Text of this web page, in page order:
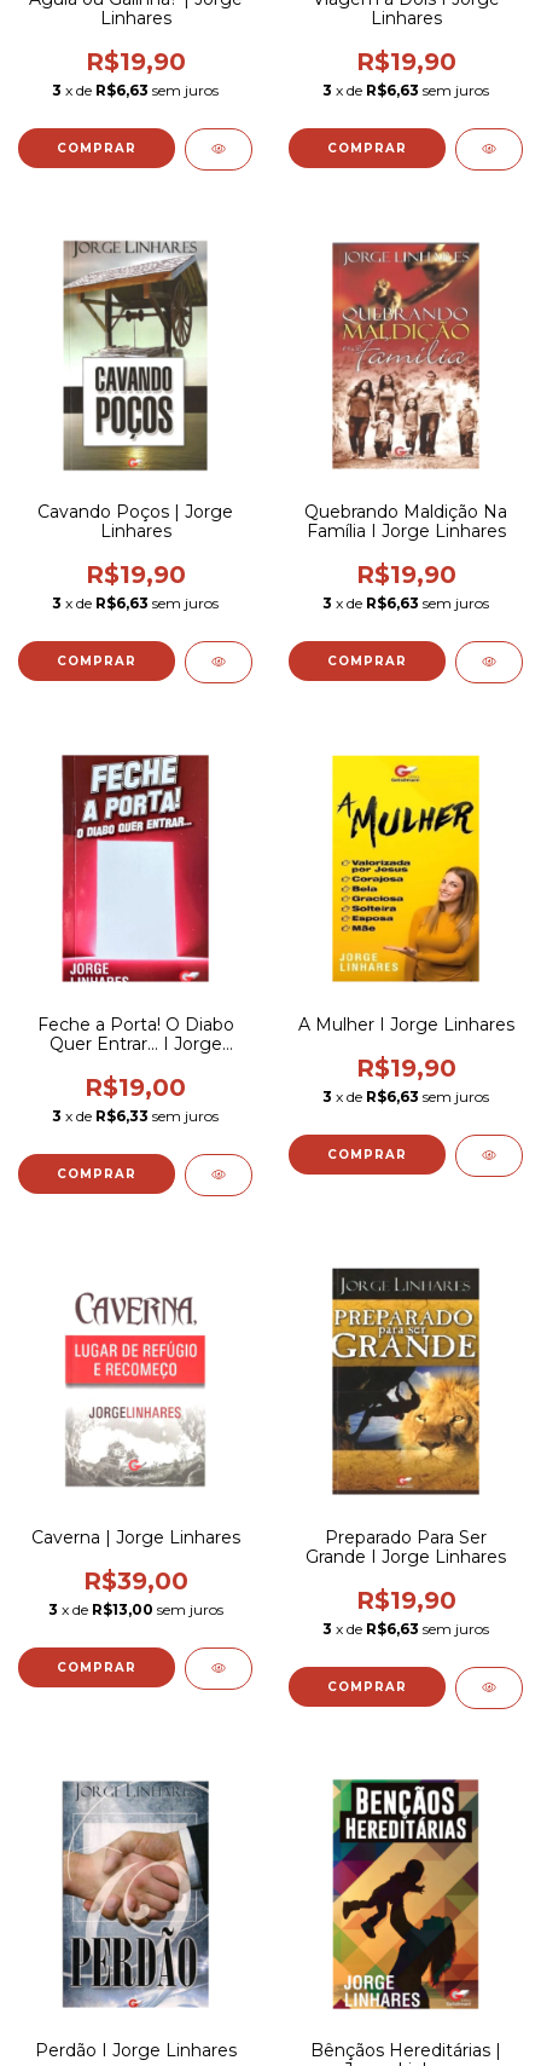
Linhares
R$19,90
3 x de R$6,63 sem juros
Linhares
R$19,90
3 x de R$6,63 sem juros
Cavando Poços | Jorge
Linhares
R$19,90
3 x de R$6,63 sem juros
Quebrando Maldição Na
Família I Jorge Linhares
R$19,90
3 x de R$6,63 sem juros
Feche a Porta! O Diabo
Quer Entrar... I Jorge
R$19,00
3 x de R$6,33 sem juros
A Mulher I Jorge Linhares
R$19,90
3 x de R$6,63 sem juros
Caverna | Jorge Linhares
R$39,00
3 x de R$13,00 sem juros
Preparado Para Ser
Grande I Jorge Linhares
R$19,90
3 x de R$6,63 sem juros
Perdão I Jorge Linhares
Bênçãos Hereditárias |